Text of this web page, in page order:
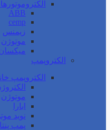
ABB
cemp
زیمنس
موتوژن
الکتروپمپ
الکتروپمپ
موتوژن
ابارا
نوید
پمپ